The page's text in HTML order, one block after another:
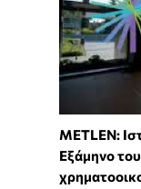
METLEN:
Εξάμηνο